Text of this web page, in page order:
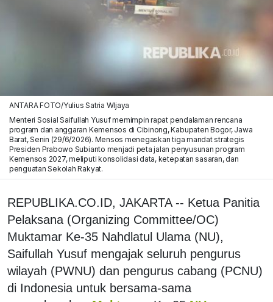
ANTARA FOTO/Yulius Satria WIjaya
Menteri Sosial Saifullah Yusuf memimpin rapat pendalaman rencana
program dan anggaran Kemensos di Cibinong, Kabupaten Bogor, Jawa
Barat, Senin (29/6/2026). Mensos menegaskan tiga mandat strategis
Presiden Prabowo Subianto menjadi peta jalan penyusunan program
Kemensos 2027, meliputi konsolidasi data, ketepatan sasaran, dan
penguatan Sekolah Rakyat.
REPUBLIKA.CO.ID, JAKARTA -- Ketua Panitia
Pelaksana (Organizing Committee/OC)
Muktamar Ke-35 Nahdlatul Ulama (NU),
Saifullah Yusuf mengajak seluruh pengurus
wilayah (PWNU) dan pengurus cabang (PCNU)
di Indonesia untuk bersama-sama